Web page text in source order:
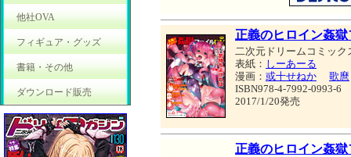
他社OVA
フィギュア・グッズ
書籍・その他
ダウンロード販売
正義のヒロイン姦
二次元ドリームコミック
表紙： しーあーる
漫画： 或十せねか
歌麿
ISBN978-4-7992-0993-6
2017/1/20発売
正義のヒロイン姦獄